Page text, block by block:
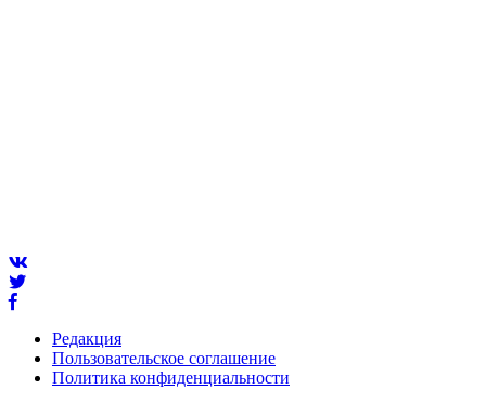
Редакция
Пользовательское соглашение
Политика конфиденциальности